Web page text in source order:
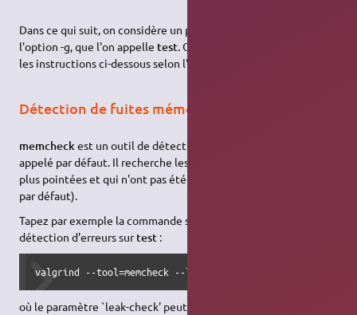
Dans ce qui suit, on considère un programme C compilé avec
l'option -g, que l'on appelle test. Ouvrez un terminal et suivez
les instructions ci-dessous selon l'outil désiré.
Détection de fuites mémoires
memcheckest un outil de détection de fuites mémoires
appelé par défaut. Il recherche les zones mémoires qui ne sont
plus pointées et qui n'ont pas été désallouées (comportement
par défaut).
Tapez par exemple la commande suivante pour lancer la
détection d'erreurs surtest :
valgrind --tool=memcheck --leak-
où le paramètre `leak-check' peut prendre les valeurs suivantes